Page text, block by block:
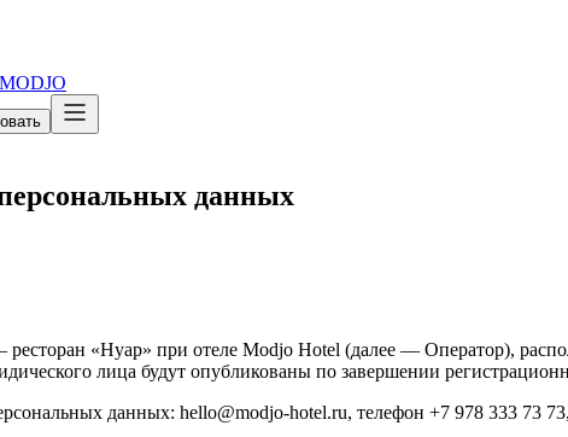
данных
«Нуар» при отеле Modjo Hotel (далее — Оператор),
лица будут опубликованы по завершении
данных: hello@modjo-hotel.ru, телефон +7 978 333 73